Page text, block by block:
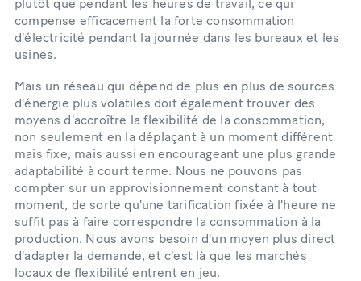
plutôt que pendant les heures de travail, ce qui
compense efficacement la forte consommation
d'électricité pendant la journée dans les bureaux et les
usines.
Mais un réseau qui dépend de plus en plus de sources
d'énergie plus volatiles doit également trouver des
moyens d'accroître la flexibilité de la consommation,
non seulement en la déplaçant à un moment différent
mais fixe, mais aussi en encourageant une plus grande
adaptabilité à court terme. Nous ne pouvons pas
compter sur un approvisionnement constant à tout
moment, de sorte qu'une tarification fixée à l'heure ne
suffit pas à faire correspondre la consommation à la
production. Nous avons besoin d'un moyen plus direct
d'adapter la demande, et c'est là que les marchés
locaux de flexibilité entrent en jeu.